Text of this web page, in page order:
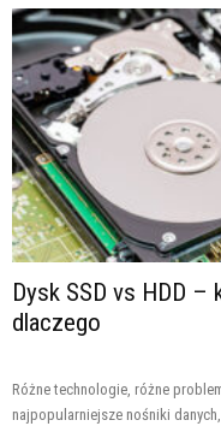
Dysk SSD vs HDD
dlaczego
Różne technologie, różne
najpopularniejsze nośniki